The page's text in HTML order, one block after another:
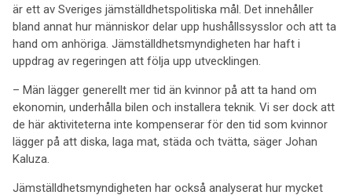
är ett av Sveriges jämställdhetspolitiska mål. Det innehåller
bland annat hur människor delar upp hushållssysslor och att ta
hand om anhöriga. Jämställdhetsmyndigheten har haft i
uppdrag av regeringen att följa upp utvecklingen.
– Män lägger generellt mer tid än kvinnor på att ta hand om
ekonomin, underhålla bilen och installera teknik. Vi ser dock att
de här aktiviteterna inte kompenserar för den tid som kvinnor
lägger på att diska, laga mat, städa och tvätta, säger Johan
Kaluza.
Jämställdhetsmyndigheten har också analyserat hur mycket